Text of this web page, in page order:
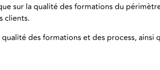
sur la qualité des formations du
clients.
des formations et des process,